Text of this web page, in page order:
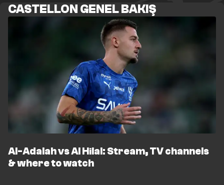
CASTELLON GENEL BAKIŞ
Al-Adalah vs Al Hilal: Stream, TV channels
& where to watch